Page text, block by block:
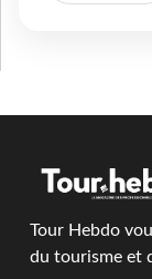
Tour Hebdo
du tourisme et